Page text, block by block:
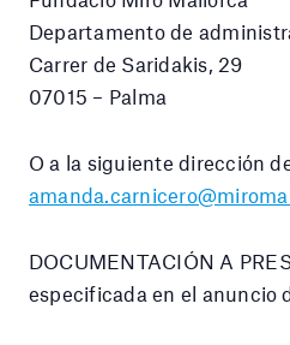
Departamento de
Carrer de Saridakis, 29
07015 – Palma
O a la siguiente dirección
DOCUMENTACIÓN A
especificada en el anuncio